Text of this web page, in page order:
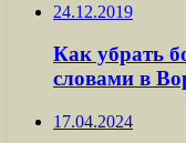
24.12.2019
Как убрать
словами в
17.04.2024